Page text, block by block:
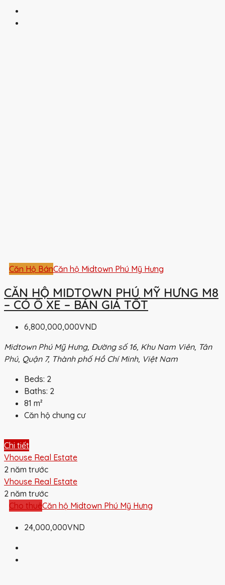
Căn Hộ BánCăn hộ Midtown Phú Mỹ Hưng
CĂN HỘ MIDTOWN PHÚ MỸ HƯNG M8
– CÓ Ô XE – BÁN GIÁ TỐT
6,800,000,000VND
Midtown Phú Mỹ Hưng, Đường số 16, Khu Nam Viên, Tân
Phú, Quận 7, Thành phố Hồ Chí Minh, Việt Nam
Beds: 2
Baths: 2
81 m²
Căn hộ chung cư
Chi tiết
Vhouse Real Estate
2 năm trước
Vhouse Real Estate
2 năm trước
Cho thuêCăn hộ Midtown Phú Mỹ Hưng
24,000,000VND